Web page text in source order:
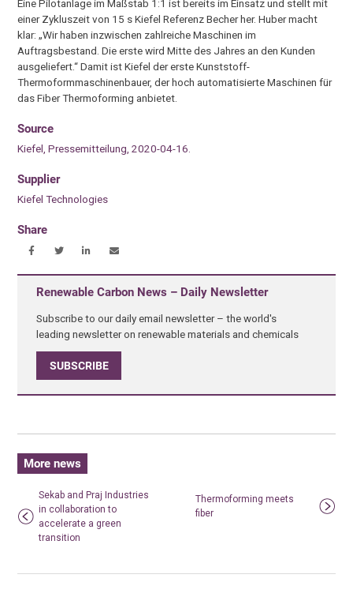
Eine Pilotanlage im Maßstab 1:1 ist bereits im Einsatz und stellt mit
einer Zykluszeit von 15 s Kiefel Referenz Becher her. Huber macht
klar: „Wir haben inzwischen zahlreiche Maschinen im
Auftragsbestand. Die erste wird Mitte des Jahres an den Kunden
ausgeliefert.“ Damit ist Kiefel der erste Kunststoff-
Thermoformmaschinenbauer, der hoch automatisierte Maschinen für
das Fiber Thermoforming anbietet.
Source
Kiefel, Pressemitteilung, 2020-04-16.
Supplier
Kiefel Technologies
Share
Renewable Carbon News – Daily Newsletter
Subscribe to our daily email newsletter – the world's
leading newsletter on renewable materials and chemicals
SUBSCRIBE
More news
Sekab and Praj Industries
in collaboration to
accelerate a green
transition
Thermoforming meets
fiber